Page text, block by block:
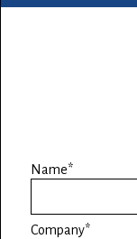
Name*
Company*